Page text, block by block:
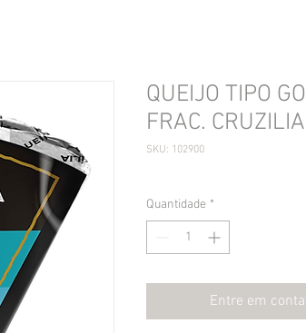
QUEIJO TIPO
FRAC.
SKU: 102900
Quantidade *
Entre em